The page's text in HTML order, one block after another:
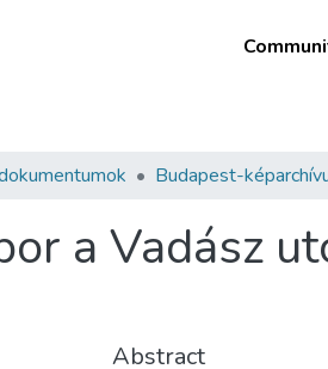
Budapest-
a Vadász
Abstract